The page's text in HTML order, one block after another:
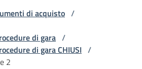
di acquisto /
di gara /
di gara CHIUSI /
2